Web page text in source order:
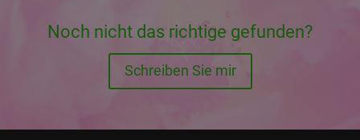
Noch nicht das richtige gefunden?
Schreiben Sie mir